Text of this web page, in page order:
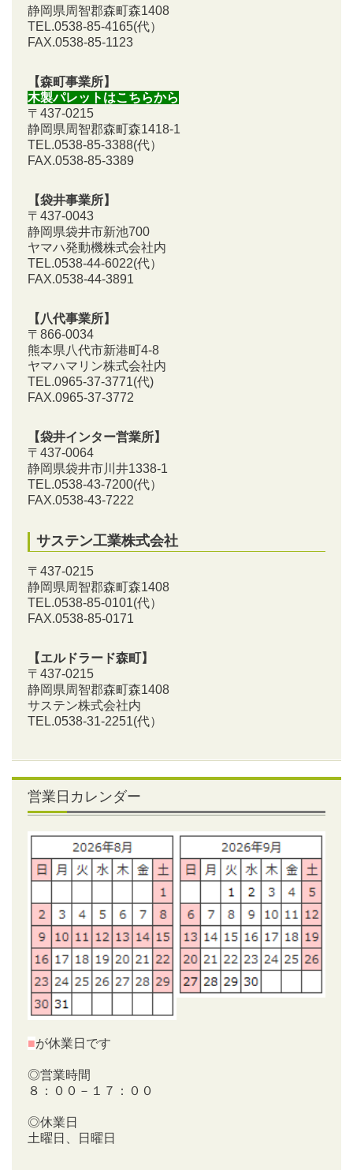
静岡県周智郡森町森1408
TEL.0538-85-4165(代）
FAX.0538-85-1123
【森町事業所】
木製パレットはこちらから
〒437-0215
静岡県周智郡森町森1418-1
TEL.0538-85-3388(代）
FAX.0538-85-3389
【袋井事業所】
〒437-0043
静岡県袋井市新池700
ヤマハ発動機株式会社内
TEL.0538-44-6022(代）
FAX.0538-44-3891
【八代事業所】
〒866-0034
熊本県八代市新港町4-8
ヤマハマリン株式会社内
TEL.0965-37-3771(代)
FAX.0965-37-3772
【袋井インター営業所】
〒437-0064
静岡県袋井市川井1338-1
TEL.0538-43-7200(代）
FAX.0538-43-7222
サステン工業株式会社
〒437-0215
静岡県周智郡森町森1408
TEL.0538-85-0101(代）
FAX.0538-85-0171
【エルドラード森町】
〒437-0215
静岡県周智郡森町森1408
サステン株式会社内
TEL.0538-31-2251(代）
営業日カレンダー
■が休業日です
◎営業時間
８：００－１７：００
◎休業日
土曜日、日曜日